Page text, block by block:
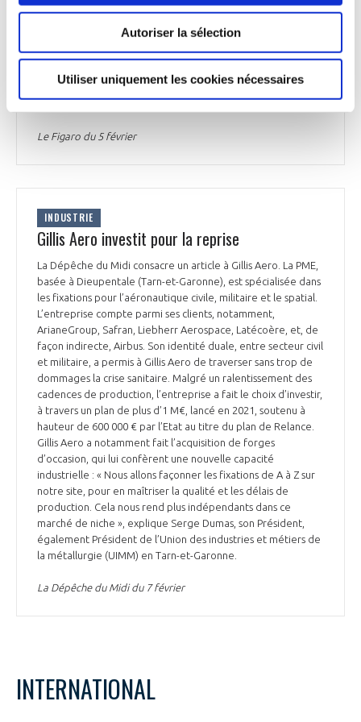
Autoriser la sélection
Utiliser uniquement les cookies nécessaires
américains ou chinois. « C'est un objectif qui nous anime
au niveau européen, indique le cabinet du secrétaire d'Etat
au numérique, Cédric O. « La Commission européenne, les
Etats membres, le Parlement européen, commencent à
soutenir ces sujets-là, on le constate sur des sujets
stratégiques ».
Le Figaro du 5 février
INDUSTRIE
Gillis Aero investit pour la reprise
La Dépêche du Midi consacre un article à Gillis Aero. La PME,
basée à Dieupentale (Tarn-et-Garonne), est spécialisée dans
les fixations pour l’aéronautique civile, militaire et le spatial.
L’entreprise compte parmi ses clients, notamment,
ArianeGroup, Safran, Liebherr Aerospace, Latécoère, et, de
façon indirecte, Airbus. Son identité duale, entre secteur civil
et militaire, a permis à Gillis Aero de traverser sans trop de
dommages la crise sanitaire. Malgré un ralentissement des
cadences de production, l’entreprise a fait le choix d’investir,
à travers un plan de plus d’1 M€, lancé en 2021, soutenu à
hauteur de 600 000 € par l’Etat au titre du plan de Relance.
Gillis Aero a notamment fait l’acquisition de forges
d’occasion, qui lui confèrent une nouvelle capacité
industrielle : « Nous allons façonner les fixations de A à Z sur
notre site, pour en maîtriser la qualité et les délais de
production. Cela nous rend plus indépendants dans ce
marché de niche », explique Serge Dumas, son Président,
également Président de l’Union des industries et métiers de
la métallurgie (UIMM) en Tarn-et-Garonne.
La Dépêche du Midi du 7 février
INTERNATIONAL